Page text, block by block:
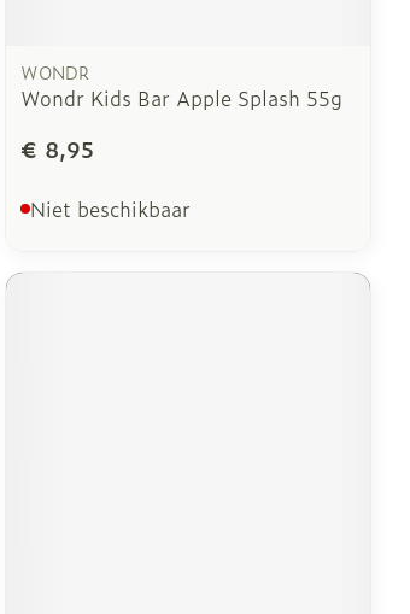
WONDR
Wondr Kids Bar Apple Splash 55g
€ 8,95
Niet beschikbaar